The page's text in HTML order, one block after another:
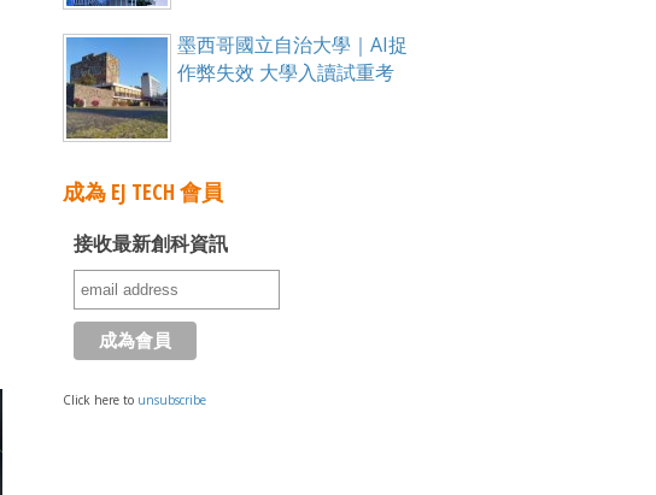
墨西哥國立自治大學｜AI捉
作弊失效 大學入讀試重考
成為 EJ TECH 會員
接收最新創科資訊
Click here to unsubscribe